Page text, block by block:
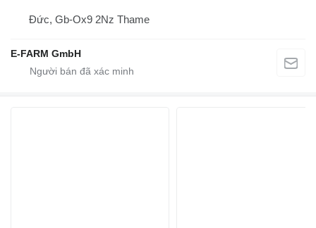
Đức, Gb-Ox9 2Nz Thame
E-FARM GmbH